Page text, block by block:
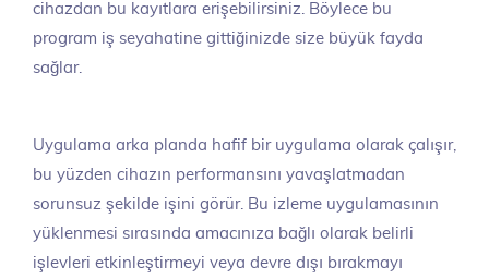
cihazdan bu kayıtlara erişebilirsiniz. Böylece bu
program iş seyahatine gittiğinizde size büyük fayda
sağlar.
Uygulama arka planda hafif bir uygulama olarak çalışır,
bu yüzden cihazın performansını yavaşlatmadan
sorunsuz şekilde işini görür. Bu izleme uygulamasının
yüklenmesi sırasında amacınıza bağlı olarak belirli
işlevleri etkinleştirmeyi veya devre dışı bırakmayı